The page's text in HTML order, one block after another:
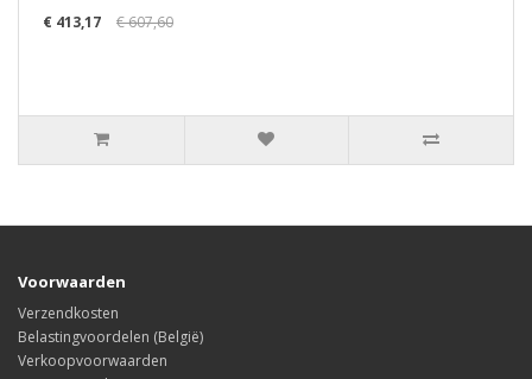
€ 413,17
€ 607,60
Voorwaarden
Verzendkosten
Belastingvoordelen (België)
Verkoopvoorwaarden